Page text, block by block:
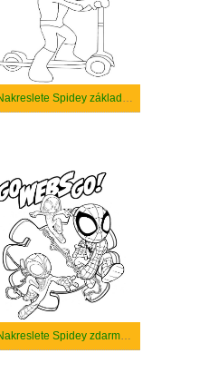
Nakreslete Spidey základní tisknutelné
Nakreslete Spidey zdarma prostý